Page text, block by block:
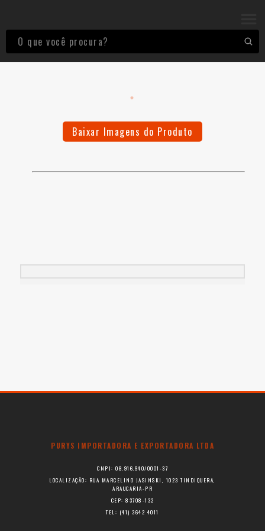
Baixar Imagens do Produto
PURYS IMPORTADORA E EXPORTADORA LTDA
CNPJ: 08.916.940/0001-37
LOCALIZAÇÃO: RUA MARCELINO JASINSKI, 1023 TINDIQUERA,
ARAUCARIA-PR
CEP: 83708-132
TEL: (41) 3642 4011